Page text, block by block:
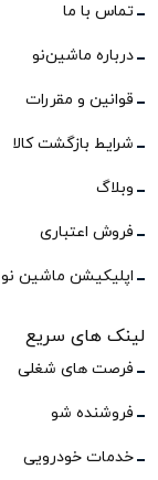
تماس با ما
درباره ماشین‌نو
قوانین و مقررات
شرایط بازگشت کالا
وبلاگ
فروش اعتباری
اپلیکیشن ماشین نو
لینک های سریع
فرصت های شغلی
فروشنده شو
خدمات خودرویی